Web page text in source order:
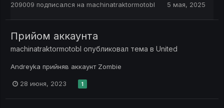
209009 подписался на machinatraktormotobl 5 мая, 2025
Прийом аккаунта
machinatraktormotobl опубликовал тема в United
Andreyka прийняв аккаунт Zombie
28 июня, 2023 1